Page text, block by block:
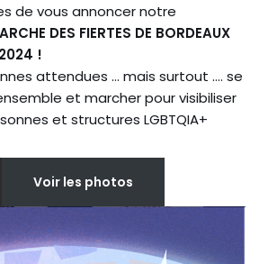
de vous annoncer notre
DES FIERTES DE BORDEAUX
!
attendues … mais surtout …. se
et marcher pour visibiliser
et structures LGBTQIA+
Voir les photos